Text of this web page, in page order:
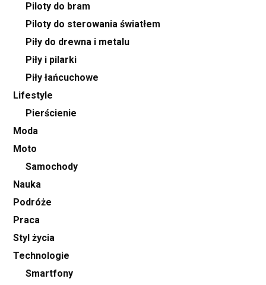
Piloty do bram
Piloty do sterowania światłem
Piły do drewna i metalu
Piły i pilarki
Piły łańcuchowe
Lifestyle
Pierścienie
Moda
Moto
Samochody
Nauka
Podróże
Praca
Styl życia
Technologie
Smartfony